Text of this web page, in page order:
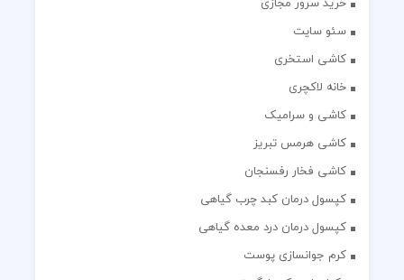
سئو سایت
کاشی استخری
خانه لاکچری
کاشی و سرامیک
کاشی هرمس تبریز
کاشی فخار رفسنجان
کپسول درمان کبد چرب گیاهی
کپسول درمان درد معده گیاهی
کرم جوانسازی پوست